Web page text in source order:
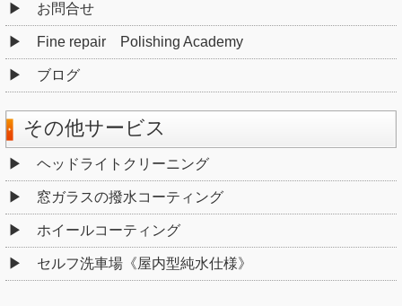
お問合せ
Fine repair Polishing Academy
ブログ
その他サービス
ヘッドライトクリーニング
窓ガラスの撥水コーティング
ホイールコーティング
セルフ洗車場《屋内型純水仕様》